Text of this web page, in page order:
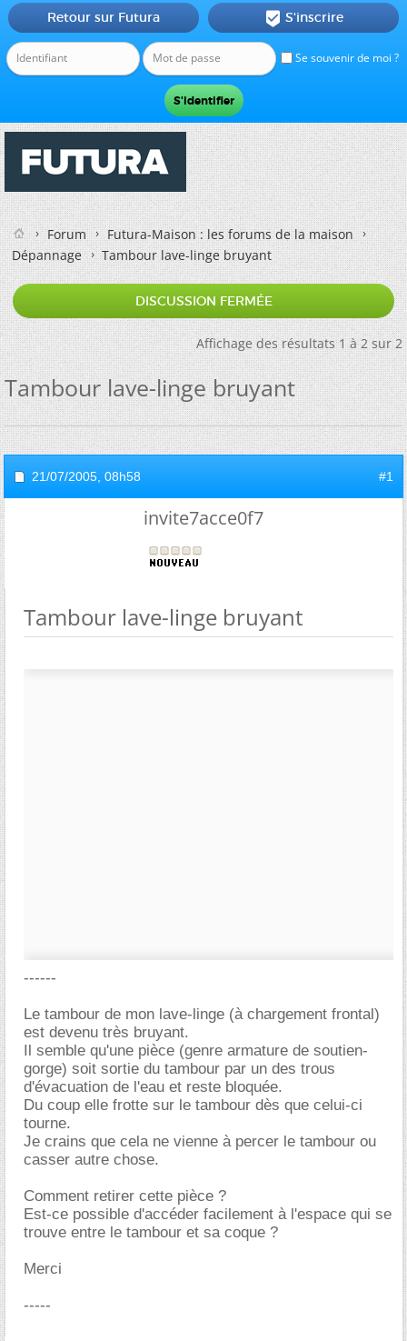
Se souvenir de moi ?
Retour sur Futura  S'inscrire
Forum
Futura-Maison : les forums de la maison
Dépannage
Tambour lave-linge bruyant
DISCUSSION FERMÉE
Affichage des résultats 1 à 2 sur 2
Tambour lave-linge bruyant
21/07/2005, 08h58 #1
invite7acce0f7
Tambour lave-linge bruyant
------
Le tambour de mon lave-linge (à chargement frontal)
est devenu très bruyant.
Il semble qu'une pièce (genre armature de soutien-
gorge) soit sortie du tambour par un des trous
d'évacuation de l'eau et reste bloquée.
Du coup elle frotte sur le tambour dès que celui-ci
tourne.
Je crains que cela ne vienne à percer le tambour ou
casser autre chose.
Comment retirer cette pièce ?
Est-ce possible d'accéder facilement à l'espace qui se
trouve entre le tambour et sa coque ?
Merci
-----